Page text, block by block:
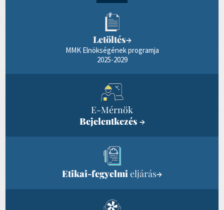
Letöltés→
MMK Elnökségének programja
2025-2029
E-Mérnök
Bejelentkezés →
Etikai-fegyelmi eljárás→